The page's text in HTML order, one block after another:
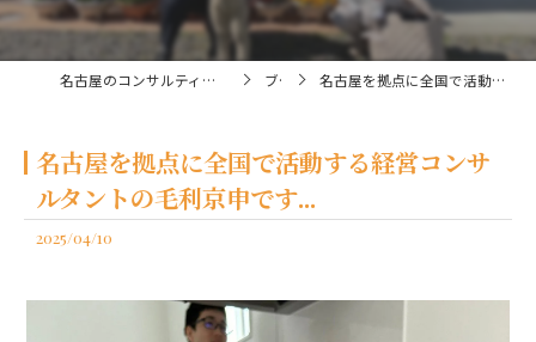
名古屋のコンサルティングなら経営コンサルタント毛利京申 ブログ 名古屋を拠点に全国で活動する経営コンサルタントの毛利京申です...
名古屋を拠点に全国で活動する経営コンサ
ルタントの毛利京申です...
2025/04/10